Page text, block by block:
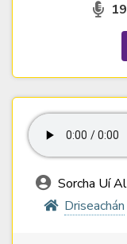
Sorcha Uí
Driseachán